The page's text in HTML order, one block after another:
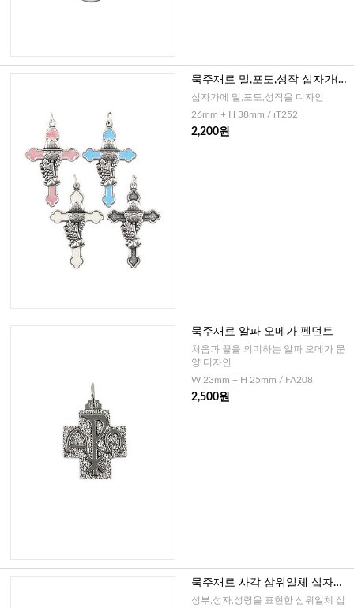
묵주재료 밀,포도,성작 십자가(이
태리)
십자가에 밀,포도,성작을 디자인
26mm + H 38mm / iT252
2,200원
묵주재료 알파 오메가 펜던트
처음과 끝을 의미하는 알파 오메가 문
양 디자인
W 23mm + H 25mm / FA208
2,500원
묵주재료 사각 삼위일체 십자가
(이태리)-소
성부,성자,성령을 표현한 삼위일체 십